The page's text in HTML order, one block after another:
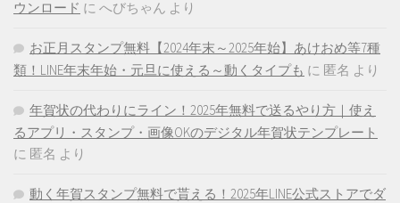
ウンロード に へびちゃん より
お正月スタンプ無料【2024年末～2025年始】あけおめ等7種
類！LINE年末年始・元旦に使える～動くタイプも に 匿名 より
年賀状の代わりにライン！2025年無料で送るやり方｜使え
るアプリ・スタンプ・画像OKのデジタル年賀状テンプレート
に 匿名 より
動く年賀スタンプ無料で貰える！2025年LINE公式ストアでダ